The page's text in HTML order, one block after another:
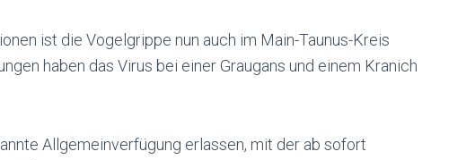
ist die Vogelgrippe nun auch im Main-Taunus-Kreis
haben das Virus bei einer Graugans und einem Kranich
Allgemeinverfügung erlassen, mit der ab sofort